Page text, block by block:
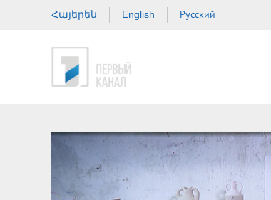
Հայերեն English Русский